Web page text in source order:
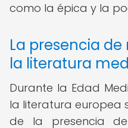
como la épica y la
La presencia
la literatura
Durante la Edad
la literatura europea
de la presencia